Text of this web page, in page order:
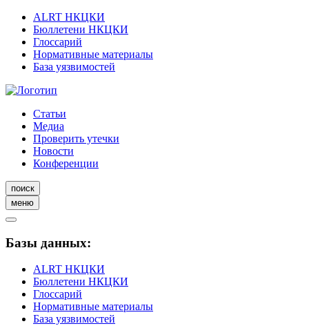
ALRT НКЦКИ
Бюллетени НКЦКИ
Глоссарий
Нормативные материалы
База уязвимостей
Статьи
Медиа
Проверить утечки
Новости
Конференции
поиск
меню
Базы данных:
ALRT НКЦКИ
Бюллетени НКЦКИ
Глоссарий
Нормативные материалы
База уязвимостей